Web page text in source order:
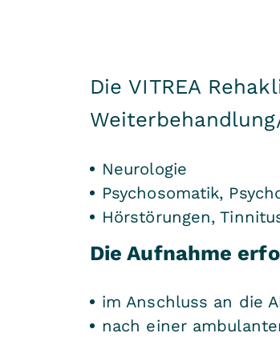
Die VITREA
Neurologie
Psychosomatik,
Hörstörungen,
Die Aufnahme
im Anschluss an die
nach einer